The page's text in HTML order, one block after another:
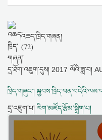
འཆད་ཁྲིད་གཞན།
(72)
དྲ་ཐོག་འཇུག་དུས། 2017 ལོའི་ཟླ་བ།
ཁྲིད་གཞུང་།
དྲ་འཇུག་པ། རིག་མཛོད་རྩོམ་སྒྲིག་པ།